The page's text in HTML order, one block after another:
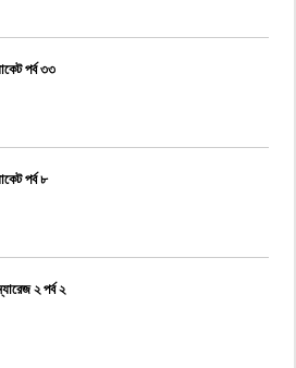
পর্ব ৩৩
পর্ব ৮
২ পর্ব ২